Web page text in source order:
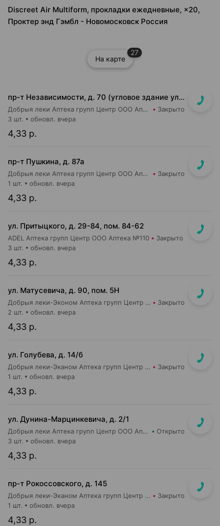
Discreet Air Multiform, прокладки ежедневные, ×20,
Проктер энд Гэмбл - Новомосковск Россия
На карте
27
пр-т Независимости, д. 70 (угловое здание ул. Сурганова, д. 17)
Добрыя леки Аптека групп Центр ООО Аптека №26 Закрыто
4,33 р.
3 шт. обновл. вчера
пр-т Пушкина, д. 87а
Добрыя леки Аптека групп Центр ООО Аптека №34 Закрыто
4,33 р.
1 шт. обновл. вчера
ул. Притыцкого, д. 29-84, пом. 84-62
ADEL Аптека групп Центр ООО Аптека №110 Закрыто
4,33 р.
3 шт. обновл. вчера
ул. Матусевича, д. 90, пом. 5Н
Добрыя леки-Эконом Аптека групп Центр ООО Аптека №17 Закрыто
4,33 р.
2 шт. обновл. вчера
ул. Голубева, д. 14/б
Добрыя леки-Эканом Аптека групп Центр ООО Аптека №88 Закрыто
4,33 р.
1 шт. обновл. вчера
ул. Дунина-Марцинкевича, д. 2/1
Добрыя леки Аптека групп Центр ООО Аптека №42 Открыто
4,33 р.
3 шт. обновл. вчера
пр-т Рокоссовского, д. 145
Добрыя леки-Эканом Аптека групп Центр ООО Аптека №90 Закрыто
4,33 р.
1 шт. обновл. вчера